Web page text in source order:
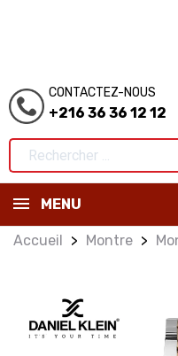
CONTACTEZ-NOUS
+216 36 36 12 12
MENU
Accueil Montre